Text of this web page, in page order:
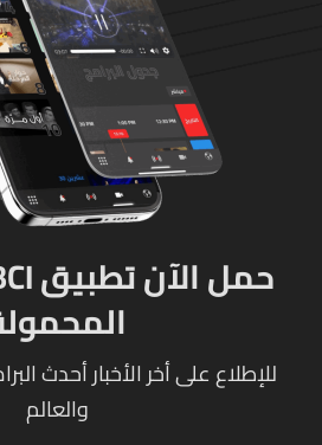
للإطلاع على أخر الأخبار أحدث
والعالم